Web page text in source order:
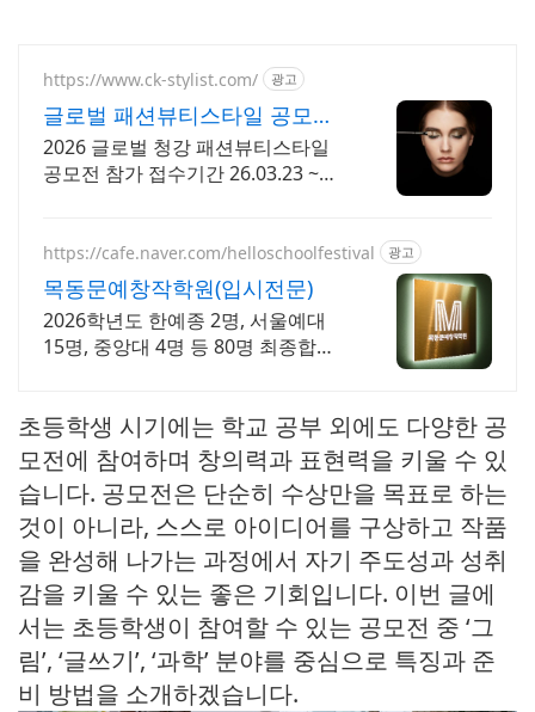
https://www.ck-stylist.com/ 광고
글로벌 패션뷰티스타일 공모전
접수일자 3.23 ~ 8.9
2026 글로벌 청강 패션뷰티스타일
공모전 참가 접수기간 26.03.23 ~
https://cafe.naver.com/helloschoolfestival 광고
목동문예창작학원(입시전문)
2026학년도 한예종 2명, 서울예대
15명, 중앙대 4명 등 80명 최종합격!
전분원
초등학생 시기에는 학교 공부 외에도 다양한 공
모전에 참여하며 창의력과 표현력을 키울 수 있
습니다. 공모전은 단순히 수상만을 목표로 하는
것이 아니라, 스스로 아이디어를 구상하고 작품
을 완성해 나가는 과정에서 자기 주도성과 성취
감을 키울 수 있는 좋은 기회입니다. 이번 글에
서는 초등학생이 참여할 수 있는 공모전 중 ‘그
림’, ‘글쓰기’, ‘과학’ 분야를 중심으로 특징과 준
비 방법을 소개하겠습니다.